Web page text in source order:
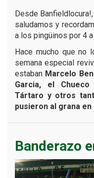
Desde
saludamos y
a los pingüinos por 4
Hace mucho que no
semana especial
estaban Marcelo
Garcia, el
Tártaro y otros
pusieron al grana en
Banderazo